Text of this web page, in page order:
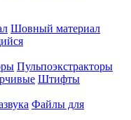
Шовный материал
Пульпоэкстракторы
Штифты
Файлы для